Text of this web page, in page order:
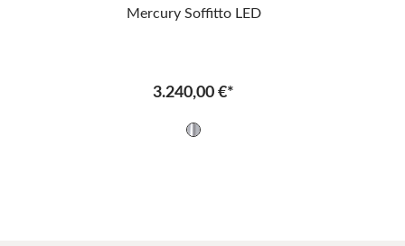
Mercury Soffitto LED
3.240,00 €*